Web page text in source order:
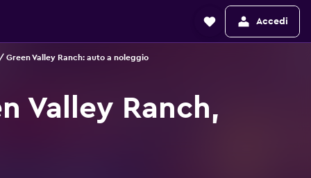
Accedi
Green Valley Ranch: auto a noleggio
Valley Ranch,